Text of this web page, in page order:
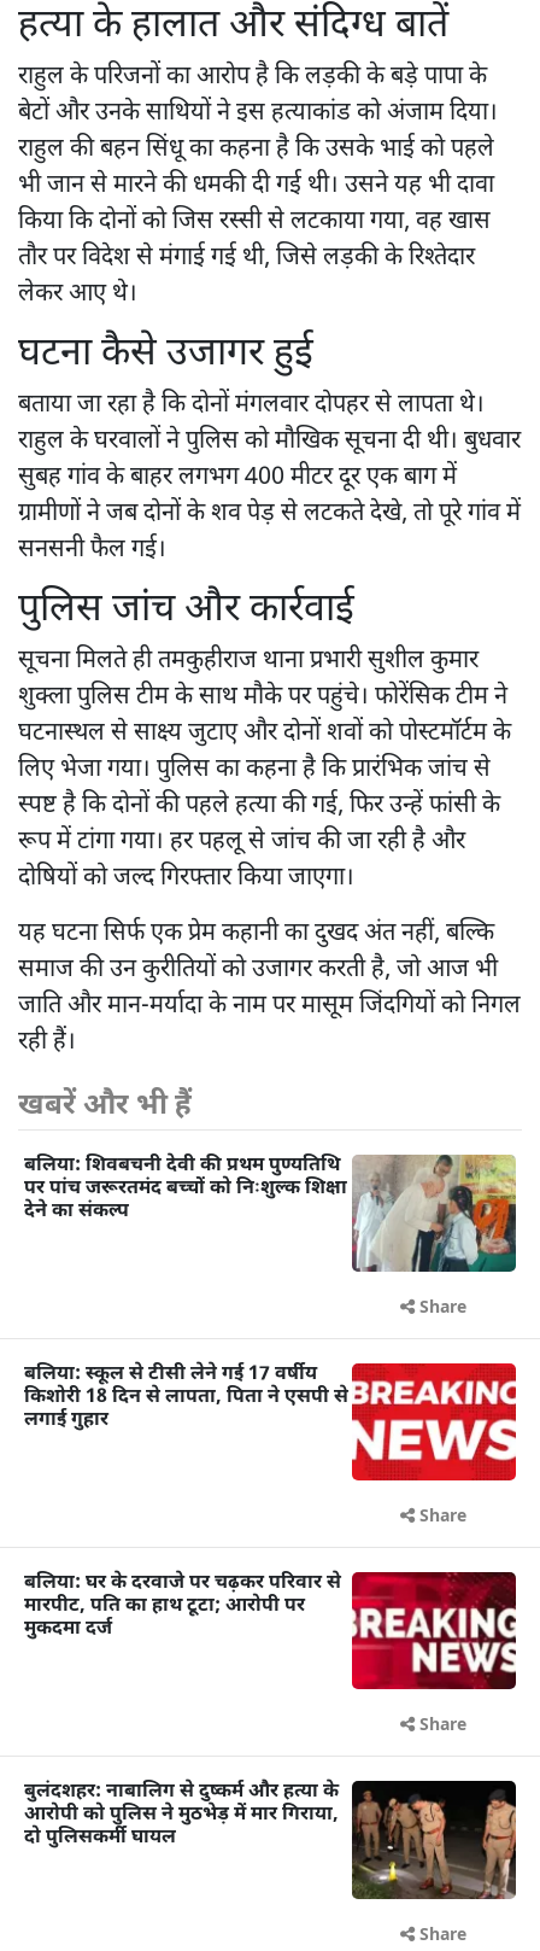
हत्या के हालात और संदिग्ध बातें
राहुल के परिजनों का आरोप है कि लड़की के बड़े पापा के
बेटों और उनके साथियों ने इस हत्याकांड को अंजाम दिया।
राहुल की बहन सिंधू का कहना है कि उसके भाई को पहले
भी जान से मारने की धमकी दी गई थी। उसने यह भी दावा
किया कि दोनों को जिस रस्सी से लटकाया गया, वह खास
तौर पर विदेश से मंगाई गई थी, जिसे लड़की के रिश्तेदार
लेकर आए थे।
घटना कैसे उजागर हुई
बताया जा रहा है कि दोनों मंगलवार दोपहर से लापता थे।
राहुल के घरवालों ने पुलिस को मौखिक सूचना दी थी। बुधवार
सुबह गांव के बाहर लगभग 400 मीटर दूर एक बाग में
ग्रामीणों ने जब दोनों के शव पेड़ से लटकते देखे, तो पूरे गांव में
सनसनी फैल गई।
पुलिस जांच और कार्रवाई
सूचना मिलते ही तमकुहीराज थाना प्रभारी सुशील कुमार
शुक्ला पुलिस टीम के साथ मौके पर पहुंचे। फोरेंसिक टीम ने
घटनास्थल से साक्ष्य जुटाए और दोनों शवों को पोस्टमॉर्टम के
लिए भेजा गया। पुलिस का कहना है कि प्रारंभिक जांच से
स्पष्ट है कि दोनों की पहले हत्या की गई, फिर उन्हें फांसी के
रूप में टांगा गया। हर पहलू से जांच की जा रही है और
दोषियों को जल्द गिरफ्तार किया जाएगा।
यह घटना सिर्फ एक प्रेम कहानी का दुखद अंत नहीं, बल्कि
समाज की उन कुरीतियों को उजागर करती है, जो आज भी
जाति और मान-मर्यादा के नाम पर मासूम जिंदगियों को निगल
रही हैं।
खबरें और भी हैं
बलिया: शिवबचनी देवी की प्रथम पुण्यतिथि
पर पांच जरूरतमंद बच्चों को निःशुल्क शिक्षा
देने का संकल्प
Share
बलिया: स्कूल से टीसी लेने गई 17 वर्षीय
किशोरी 18 दिन से लापता, पिता ने एसपी से
लगाई गुहार
Share
बलिया: घर के दरवाजे पर चढ़कर परिवार से
मारपीट, पति का हाथ टूटा; आरोपी पर
मुकदमा दर्ज
Share
बुलंदशहर: नाबालिग से दुष्कर्म और हत्या के
आरोपी को पुलिस ने मुठभेड़ में मार गिराया,
दो पुलिसकर्मी घायल
Share